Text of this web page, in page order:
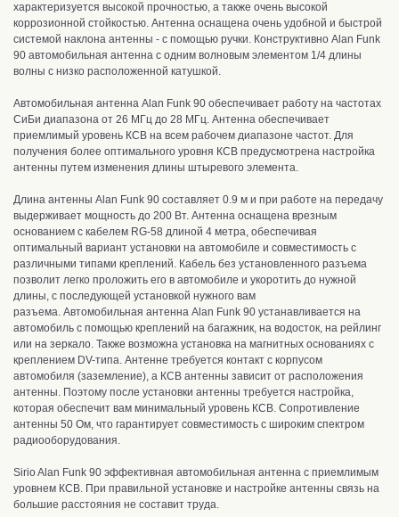
характеризуется высокой прочностью, а также очень высокой
коррозионной стойкостью. Антенна оснащена очень удобной и быстрой
системой наклона антенны - с помощью ручки. Конструктивно Alan Funk
90 автомобильная антенна с одним волновым элементом 1/4 длины
волны с низко расположенной катушкой.
Автомобильная антенна Alan Funk 90 обеспечивает работу на частотах
СиБи диапазона от 26 МГц до 28 МГц. Антенна обеспечивает
приемлимый уровень КСВ на всем рабочем диапазоне частот. Для
получения более оптимального уровня КСВ предусмотрена настройка
антенны путем изменения длины штыревого элемента.
Длина антенны Alan Funk 90 составляет 0.9 м и при работе на передачу
выдерживает мощность до 200 Вт. Антенна оснащена врезным
основанием с кабелем RG-58 длиной 4 метра, обеспечивая
оптимальный вариант установки на автомобиле и совместимость с
различными типами креплений. Кабель без установленного разъема
позволит легко проложить его в автомобиле и укоротить до нужной
длины, с последующей установкой нужного вам
разъема. Автомобильная антенна Alan Funk 90 устанавливается на
автомобиль с помощью креплений на багажник, на водосток, на рейлинг
или на зеркало. Также возможна установка на магнитных основаниях с
креплением DV-типа. Антенне требуется контакт с корпусом
автомобиля (заземление), а КСВ антенны зависит от расположения
антенны. Поэтому после установки антенны требуется настройка,
которая обеспечит вам минимальный уровень КСВ. Сопротивление
антенны 50 Ом, что гарантирует совместимость с широким спектром
радиооборудования.
Sirio Alan Funk 90 эффективная автомобильная антенна с приемлимым
уровнем КСВ. При правильной установке и настройке антенны связь на
большие расстояния не составит труда.